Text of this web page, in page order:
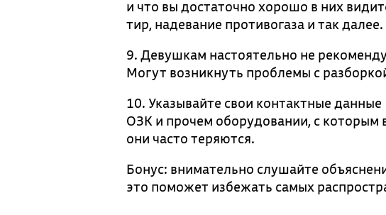
и что вы достаточно хорошо в них
тир, надевание противогаза и так
9. Девушкам настоятельно не
Могут возникнуть проблемы с
10. Указывайте свои контактные
ОЗК и прочем оборудовании, с которым
они часто теряются.
Бонус: внимательно слушайте
это поможет избежать самых